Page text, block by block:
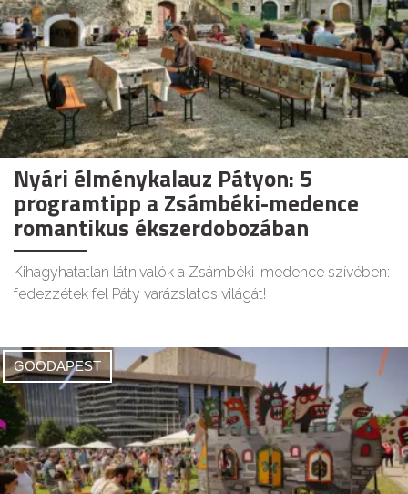
Nyári élménykalauz Pátyon: 5
programtipp a Zsámbéki-medence
romantikus ékszerdobozában
Kihagyhatatlan látnivalók a Zsámbéki-medence szívében:
fedezzétek fel Páty varázslatos világát!
GOODAPEST